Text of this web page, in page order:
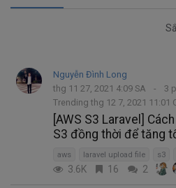
Nguyễn Đình Long
thg 11 27, 2021 4:09 SA
3
Trending thg 12 7, 2021 11:01
[AWS S3 Laravel]
S3 đồng thời để tăng
aws laravel upload file s3
3.6K 16 2